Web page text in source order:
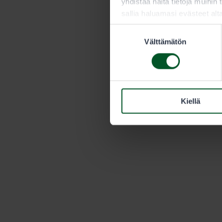
sallia haluamasi evästeet
Välttämätön
Kiellä